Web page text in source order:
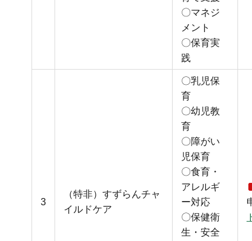
〇マネジ
メント
〇保育実
践
3
（特非）すずらんチャ
イルドケア
〇乳児保
育
〇幼児教
育
〇障がい
児保育
〇食育・
アレルギ
ー対応
〇保健衛
生・安全